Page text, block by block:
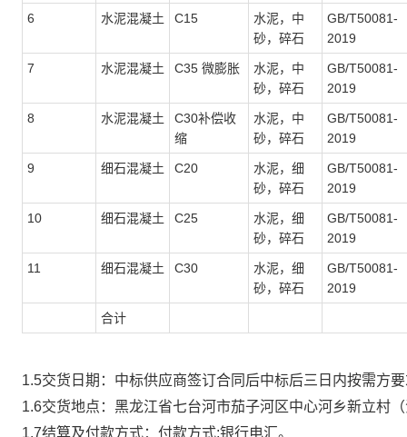
6 水泥混凝土 C15
水泥，中
砂，碎石
GB/T50081-
2019
7 水泥混凝土 C35 微膨胀
水泥，中
砂，碎石
GB/T50081-
2019
8 水泥混凝土 C30补偿收
缩
水泥，中
砂，碎石
GB/T50081-
2019
9 细石混凝土 C20
水泥，细
砂，碎石
GB/T50081-
2019
10 细石混凝土 C25
水泥，细
砂，碎石
GB/T50081-
2019
11 细石混凝土 C30
水泥，细
砂，碎石
GB/T50081-
2019
合计
1.5交货 日 期： 中标供应商签订合同后中标后三日内按需方
1.6交货地点： 黑龙江省七台河市茄子河区中心河乡新立村
1.7结算及付款方式：付款方式;银行电汇。